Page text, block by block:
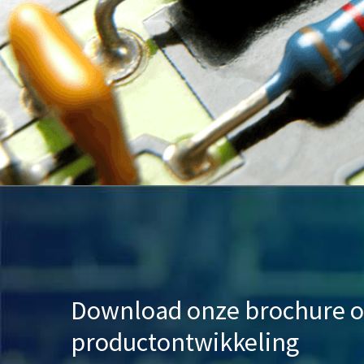
Download onze brochure
productontwikkeling